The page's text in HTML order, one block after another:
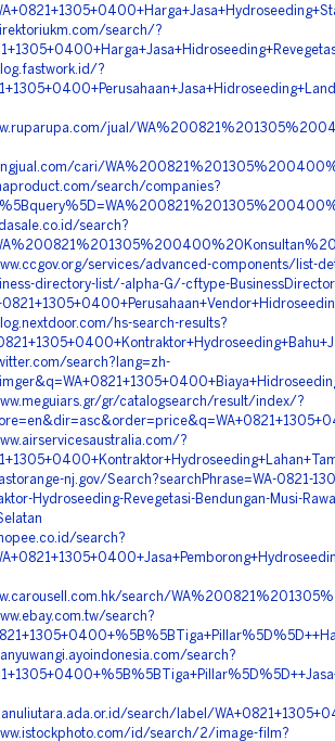
search/?
?
jual/
cari/
search/companies?
search?
services/advanced-components/list-
directory-list/-alpha-G/-cftype-
hs-search-results?
search?lang=zh-
gr/catalogsearch/result/index/?
?
nj.gov/Search?searchPhrase=WA-0821-
Hydroseeding-Revegetasi-Bendungan-Musi-
search?
search/
search?
search?
search/label/
id/search/2/image-film?